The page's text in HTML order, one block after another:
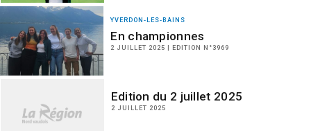
YVERDON-LES-BAINS
En championnes
2 JUILLET 2025 | EDITION N°3969
Edition du 2 juillet 2025
2 JUILLET 2025